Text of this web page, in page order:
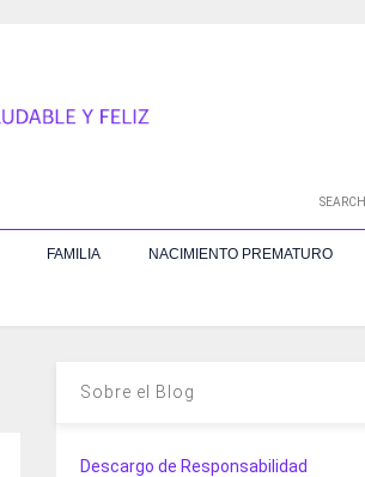
SEARCH
FAMILIA NACIMIENTO PREMATURO
Sobre el Blog
Descargo de Responsabilidad